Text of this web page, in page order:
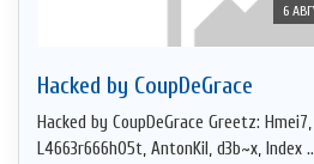
6
Hacked by CoupDeGrace
Hacked by CoupDeGrace Greetz:
L4663r666h05t, AntonKil, d3b~x, Index